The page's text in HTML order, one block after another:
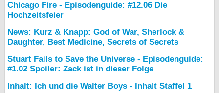
Chicago Fire - Episodenguide: #12.06 Die
Hochzeitsfeier
News: Kurz & Knapp: God of War, Sherlock &
Daughter, Best Medicine, Secrets of Secrets
Stuart Fails to Save the Universe - Episodenguide:
#1.02 Spoiler: Zack ist in dieser Folge
Inhalt: Ich und die Walter Boys - Inhalt Staffel 1